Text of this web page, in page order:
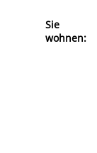
Sie
wohnen: